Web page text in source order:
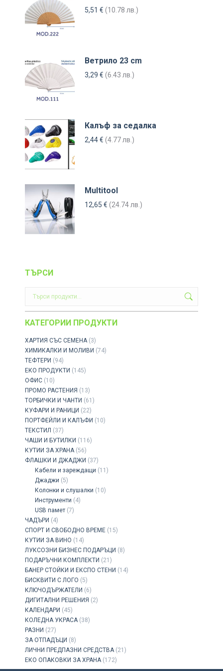
5,51 € (10.78 лв.)
Ветрило 23 cm
3,29 € (6.43 лв.)
Калъф за седалка
2,44€ (4.77 лв.)
Multitool
12,65 € (24.74 лв.)
ТЪРСИ
КАТЕГОРИИ ПРОДУКТИ
ХАРТИЯ СЪС СЕМЕНА (3)
ХИМИКАЛКИ И МОЛИВИ (74)
ТЕФТЕРИ (94)
ЕКО ПРОДУКТИ (145)
ОФИС (10)
ПРОМО РАСТЕНИЯ (13)
ТОРБИЧКИ И ЧАНТИ (61)
КУФАРИ И РАНИЦИ (22)
ПОРТФЕЙЛИ И КАЛЪФИ (10)
ТЕКСТИЛ (37)
ЧАШИ И БУТИЛКИ (116)
КУТИИ ЗА ХРАНА (56)
ФЛАШКИ И ДЖАДЖИ (37)
Кабели и зареждащи (11)
Джаджи (5)
Колонки и слушалки (10)
Инструменти (4)
USB памет (7)
ЧАДЪРИ (4)
СПОРТ И СВОБОДНО ВРЕМЕ (15)
КУТИИ ЗА ВИНО (14)
ЛУКСОЗНИ БИЗНЕС ПОДАРЪЦИ (8)
ПОДАРЪЧНИ КОМПЛЕКТИ (21)
БАНЕР СТОЙКИ И ЕКСПО СТЕНИ (14)
БИСКВИТИ С ЛОГО (5)
КЛЮЧОДЪРЖАТЕЛИ (6)
ДИГИТАЛНИ РЕШЕНИЯ (2)
КАЛЕНДАРИ (45)
КОЛЕДНА УКРАСА (38)
РАЗНИ (27)
ЗА ОТПАДЪЦИ (8)
ЛИЧНИ ПРЕДПАЗНИ СРЕДСТВА (21)
ЕКО ОПАКОВКИ ЗА ХРАНА (172)